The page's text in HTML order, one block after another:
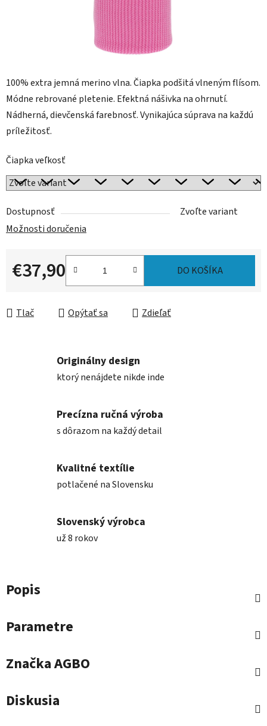
100% extra jemná merino vlna. Čiapka podšitá vlneným flísom.
Módne rebrované pletenie. Efektná nášivka na ohrnutí.
Nádherná, dievčenská farebnosť. Vynikajúca súprava na každú
príležitosť.
Čiapka veľkosť
Dostupnosť
Zvoľte variant
Možnosti doručenia
€37,90
Jednotková cena:
DO KOŠÍKA
Tlač Opýtať sa Zdieľať
Originálny design
ktorý nenájdete nikde inde
Precízna ručná výroba
s dôrazom na každý detail
Kvalitné textílie
potlačené na Slovensku
Slovenský výrobca
už 8 rokov
Popis
Parametre
ZnačkaAGBO
Diskusia